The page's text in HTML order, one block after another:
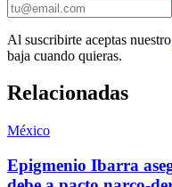
Al suscribirte aceptas nuestro
baja cuando quieras.
Relacionadas
México
Epigmenio Ibarra